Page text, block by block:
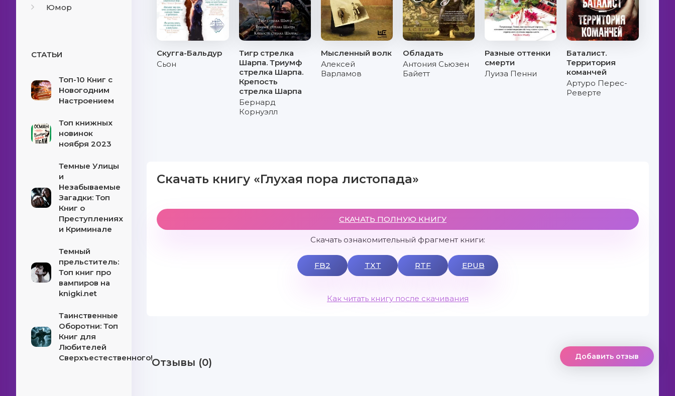
Юмор
СТАТЬИ
Топ-10 Книг с
Новогодним
Настроением
Топ книжных
новинок
ноября 2023
Темные Улицы
и
Незабываемые
Загадки: Топ
Книг о
Преступлениях
и Криминале
Темный
прельститель:
Топ книг про
вампиров на
knigki.net
Таинственные
Оборотни: Топ
Книг для
Любителей
Сверхъестественного!
Скугга-Бальдур
Сьон
Тигр стрелка
Шарпа. Триумф
стрелка Шарпа.
Крепость
стрелка Шарпа
Бернард
Корнуэлл
Мысленный волк
Алексей
Варламов
Обладать
Антония Сьюзен
Байетт
Разные оттенки
смерти
Луиза Пенни
Баталист.
Территория
команчей
Артуро Перес-
Реверте
Скачать книгу «Глухая пора листопада»
СКАЧАТЬ ПОЛНУЮ КНИГУ
Скачать ознакомительный фрагмент книги:
FB2 TXT RTF EPUB
Как читать книгу после скачивания
Отзывы (0) Добавить отзыв